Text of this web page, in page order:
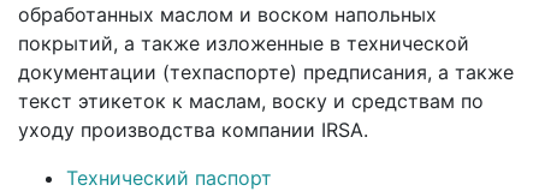
обработанных маслом и воском напольных
покрытий, а также изложенные в технической
документации (техпаспорте) предписания, а также
текст этикеток к маслам, воску и средствам по
уходу производства компании IRSA.
Технический паспорт